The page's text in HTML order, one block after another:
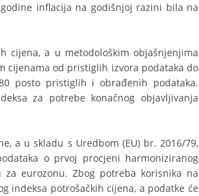
inflacija na godišnjoj razini bila na
cijena, a u metodološkim objašnjenjima
cijenama od pristiglih izvora podataka do
posto pristiglih i obrađenih podataka.
za potrebe konačnog objavljivanja
a u skladu s Uredbom (EU) br. 2016/79,
o prvoj procjeni harmoniziranog
eurozonu. Zbog potreba korisnika na
indeksa potrošačkih cijena, a podatke će